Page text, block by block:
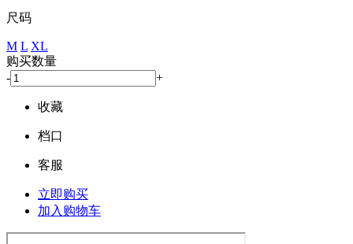
尺码
M L XL
购买数量
-
+
收藏
档口
客服
立即购买
加入购物车